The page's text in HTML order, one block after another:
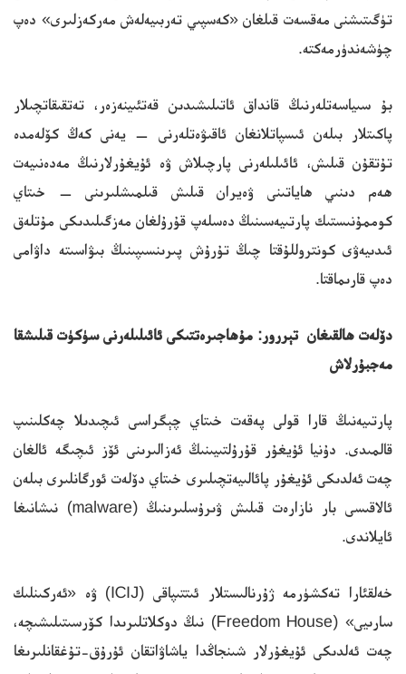
تۈگىتىشنى مەقسەت قىلغان «كەسپىي تەربىيەلەش مەركەزلىرى» دەپ
چۈشەندۈرمەكتە.
بۇ سىياسەتلەرنىڭ قانداق ئاتىلىشىدىن قەتئىينەزەر، تەتقىقاتچىلار
پاكىتلار بىلەن ئىسپاتلانغان ئاقىۋەتلەرنى — يەنى كەڭ كۆلەمدە
تۇتقۇن قىلىش، ئائىلىلەرنى پارچىلاش ۋە ئۇيغۇرلارنىڭ مەدەنىيەت
ھەم دىنىي ھاياتىنى ۋەيران قىلىش قىلمىشلىرىنى — خىتاي
كوممۇنىستىك پارتىيەسىنىڭ دەسلەپ قۇرۇلغان مەزگىلىدىكى مۇتلەق
ئىدىيەۋى كونتروللۇقتا چىڭ تۇرۇش پىرىنسىپىنىڭ بىۋاسىتە داۋامى
دەپ قارىماقتا.
دۆلەت ھالقىغان تېررور: مۇھاجىرەتتىكى ئائىلىلەرنى سۈكۈت قىلىشقا
مەجبۇرلاش
پارتىيەنىڭ قارا قولى پەقەت خىتاي چېگراسى ئىچىدىلا چەكلىنىپ
قالمىدى. دۇنيا ئۇيغۇر قۇرۇلتىيىنىڭ ئەزالىرىنى ئۆز ئىچىگە ئالغان
چەت ئەلدىكى ئۇيغۇر پائالىيەتچىلىرى خىتاي دۆلەت ئورگانلىرى بىلەن
ئالاقىسى بار نازارەت قىلىش ۋىرۇسلىرىنىڭ (malware) نىشانىغا
ئايلاندى.
خەلقئارا تەكشۈرمە ژۇرنالىستلار ئىتتىپاقى (ICIJ) ۋە «ئەركىنلىك
سارىيى» (Freedom House) نىڭ دوكلاتلىرىدا كۆرسىتىلىشىچە،
چەت ئەلدىكى ئۇيغۇرلار شىنجاڭدا ياشاۋاتقان ئۇرۇق-تۇغقانلىرىغا